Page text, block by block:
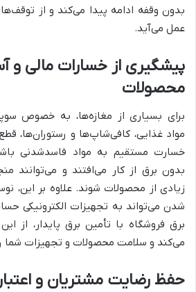
بدون وقفه ادامه پیدا می‌کند و از
عمل می‌آید.
پیشگیری از خسارات مالی و
محصولات
برای بسیاری از مغازه‌ها، به خصوص
مواد غذایی، کافی‌شاپ‌ها و رستوران‌ها،
خسارت مستقیم به مواد فاسدشدنی
بدون برق از کار می‌افتند و
زیادی از محصولات شوند. علاوه بر این،
شدن می‌تواند به تجهیزات الکترونیکی
برق فروشگاه با تأمین برق پایدار، از
می‌کند و سلامت محصولات و تجهیزات شما
حفظ رضایت مشتریان و